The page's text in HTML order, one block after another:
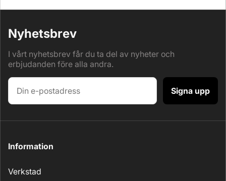
Nyhetsbrev
I vårt nyhetsbrev får du ta del av nyheter och
erbjudanden före alla andra.
Signa upp
Information
Verkstad